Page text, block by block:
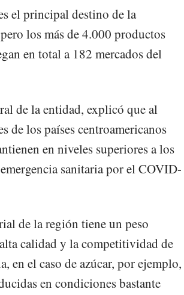
el principal destino de la
los más de 4.000 productos
en total a 182 mercados del
de la entidad, explicó que al
de los países centroamericanos
en niveles superiores a los
sanitaria por el COVID-
de la región tiene un peso
calidad y la competitividad de
en el caso de azúcar, por ejemplo,
en condiciones bastante